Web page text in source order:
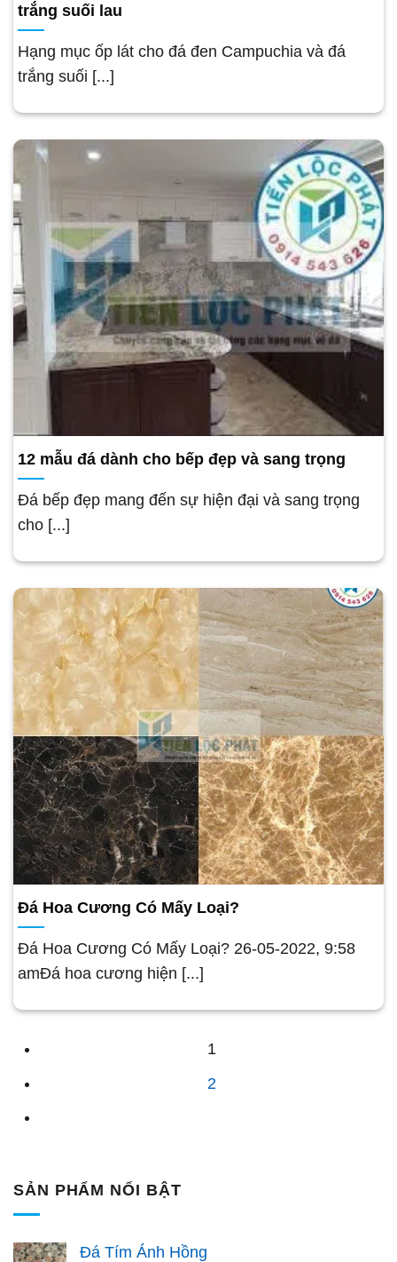
trắng suối lau
Hạng mục ốp lát cho đá đen Campuchia và đá
trắng suối [...]
12 mẫu đá dành cho bếp đẹp và sang trọng
Đá bếp đẹp mang đến sự hiện đại và sang trọng
cho [...]
Đá Hoa Cương Có Mấy Loại?
Đá Hoa Cương Có Mấy Loại? 26-05-2022, 9:58
amĐá hoa cương hiện [...]
1
2
SẢN PHẨM NỔI BẬT
Đá Tím Ánh Hồng